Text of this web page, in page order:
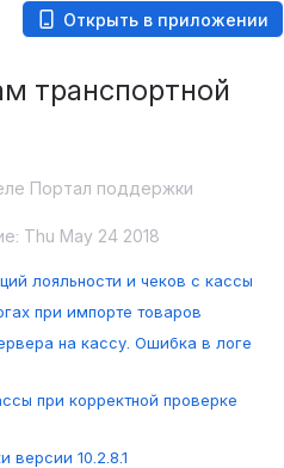
Открыть в приложении
транспортной
Портал поддержки
Thu May 24 2018
лояльности и чеков с кассы
при импорте товаров
на кассу. Ошибка в логе
при корректной проверке
версии 10.2.8.1